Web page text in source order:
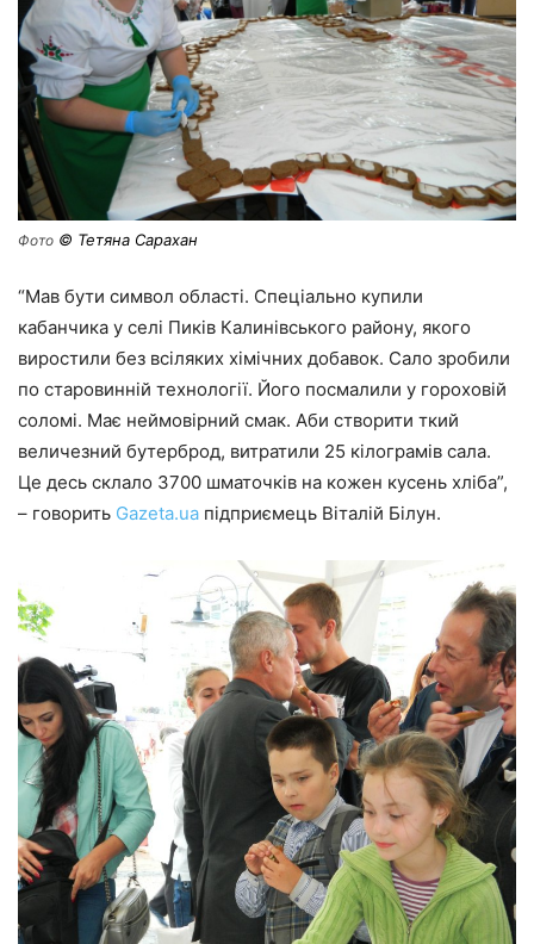
Фото © Тетяна Сарахан
“Мав бути символ області. Спеціально купили
кабанчика у селі Пиків Калинівського району, якого
виростили без всіляких хімічних добавок. Сало зробили
по старовинній технології. Його посмалили у гороховій
соломі. Має неймовірний смак. Аби створити ткий
величезний бутерброд, витратили 25 кілограмів сала.
Це десь склало 3700 шматочків на кожен кусень хліба”,
– говорить Gazeta.ua підприємець Віталій Білун.